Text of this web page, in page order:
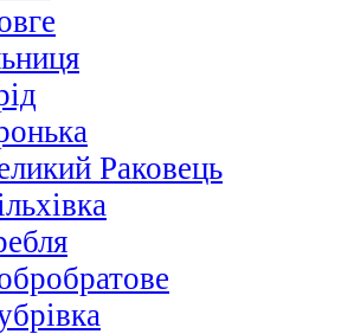
Раковець